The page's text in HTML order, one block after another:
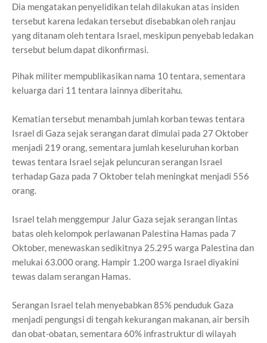
Dia mengatakan penyelidikan telah dilakukan atas insiden
tersebut karena ledakan tersebut disebabkan oleh ranjau
yang ditanam oleh tentara Israel, meskipun penyebab ledakan
tersebut belum dapat dikonfirmasi.
Pihak militer mempublikasikan nama 10 tentara, sementara
keluarga dari 11 tentara lainnya diberitahu.
Kematian tersebut menambah jumlah korban tewas tentara
Israel di Gaza sejak serangan darat dimulai pada 27 Oktober
menjadi 219 orang, sementara jumlah keseluruhan korban
tewas tentara Israel sejak peluncuran serangan Israel
terhadap Gaza pada 7 Oktober telah meningkat menjadi 556
orang.
Israel telah menggempur Jalur Gaza sejak serangan lintas
batas oleh kelompok perlawanan Palestina Hamas pada 7
Oktober, menewaskan sedikitnya 25.295 warga Palestina dan
melukai 63.000 orang. Hampir 1.200 warga Israel diyakini
tewas dalam serangan Hamas.
Serangan Israel telah menyebabkan 85% penduduk Gaza
menjadi pengungsi di tengah kekurangan makanan, air bersih
dan obat-obatan, sementara 60% infrastruktur di wilayah